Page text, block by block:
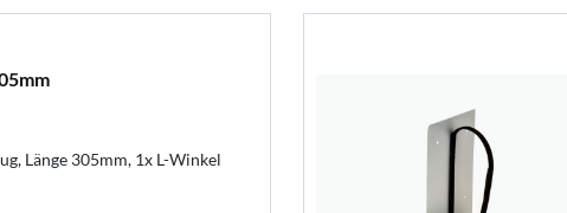
Länge 305mm, 1x L-Winkel